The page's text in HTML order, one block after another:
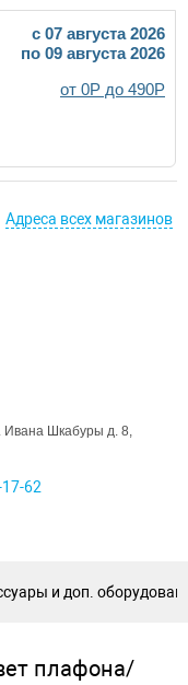
c 07 августа 2026
по 09 августа 2026
от 0Р до 490Р
Адреса всех магазинов
Ивана Шкабуры д. 8,
62
и доп.
плафона/